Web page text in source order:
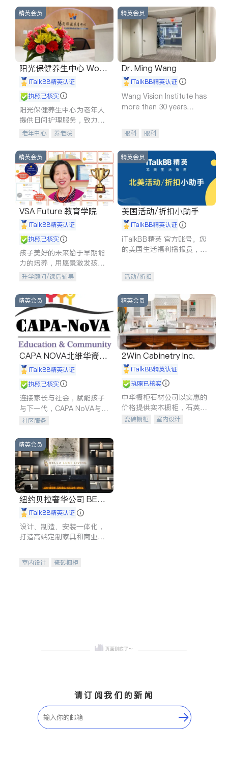
建筑合同、刑事案件全包办
信托/遗嘱
商业
商标注册
律师-其它 保释
商铺租售
开发商建商
精英会员
阳光保健养生中心 World
shine
iTalkBB精英认证
执照已核实
阳光保健养生中心为老年人
提供日间护理服务，致力于
通过持续的护理创新来有效
老年中心 养老院
精英会员
Dr. Ming Wang
iTalkBB精英认证
Wang Vision Institute has
more than 30 years
眼科 眼科
精英会员
VSA Future 教育学院
iTalkBB精英认证
执照已核实
孩子美好的未来始于早期能
力的培养，用愿景激发孩子
的学习潜力和动力。理念：
石。
升学顾问/课后辅导
精英会员
美国活动/折扣小助手
iTalkBB精英认证
iTalkBB精英 官方账号。您
的美国生活福利播报员，精
专属福利。
活动/折扣
精英会员
CAPA NOVA北维华裔家
长会iTalkBB精英认证
执照已核实
连接家长与社会，赋能孩子
与下一代，CAPA NoVA与您
携手建设包容、公平、充满
社区服务
精英会员
2Win Cabinetry Inc.
iTalkBB精英认证
执照已核实
中华橱柜石材公司以实惠的
价格提供实木橱柜，石英石
台面，多种优质不锈钢水
瓷砖橱柜
室内设计
精英会员
纽约贝拉奢华公司 BELL
A LUXE
iTalkBB精英认证
设计、制造、安装一体化，
打造高端定制家具和商业空
室内设计
瓷砖橱柜
请订阅我们的新闻